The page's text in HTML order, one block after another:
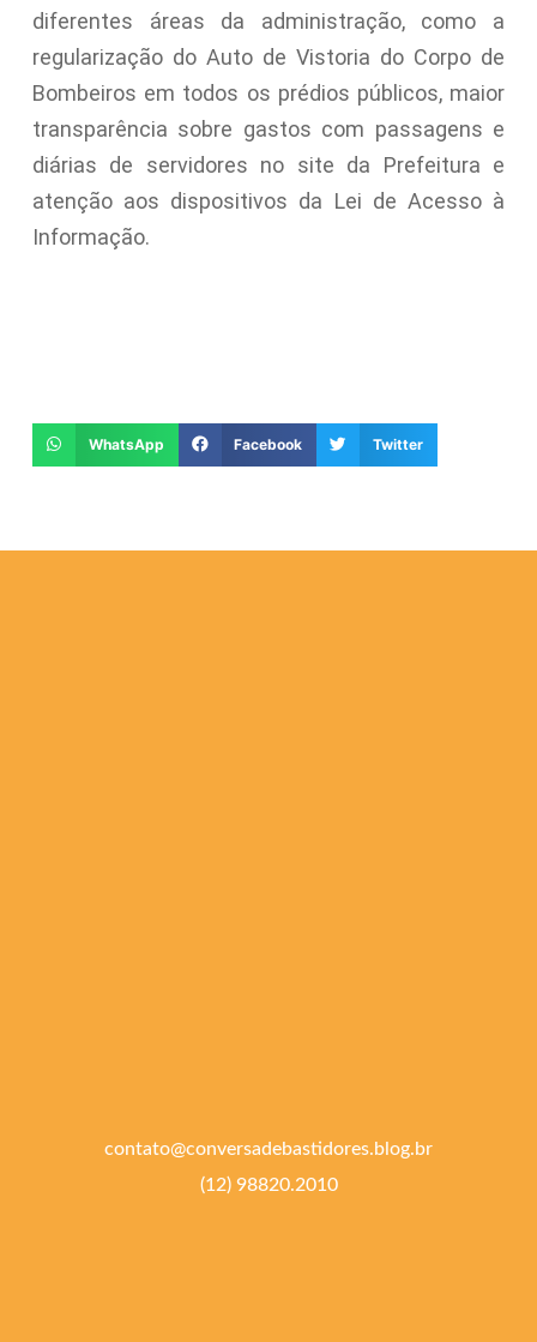
diferentes áreas da administração, como a
regularização do Auto de Vistoria do Corpo de
Bombeiros em todos os prédios públicos, maior
transparência sobre gastos com passagens e
diárias de servidores no site da Prefeitura e
atenção aos dispositivos da Lei de Acesso à
Informação.
WhatsApp Facebook Twitter
contato@conversadebastidores.blog.br
(12) 98820.2010